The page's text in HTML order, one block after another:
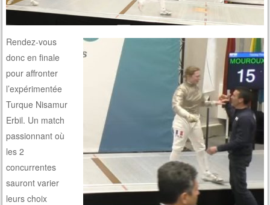
Rendez-vous
donc en finale
pour affronter
l’expérimentée
Turque Nisamur
Erbil. Un match
passionnant où
les 2
concurrentes
sauront varier
leurs choix